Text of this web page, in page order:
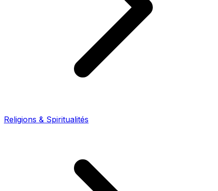
Religions & Spiritualités